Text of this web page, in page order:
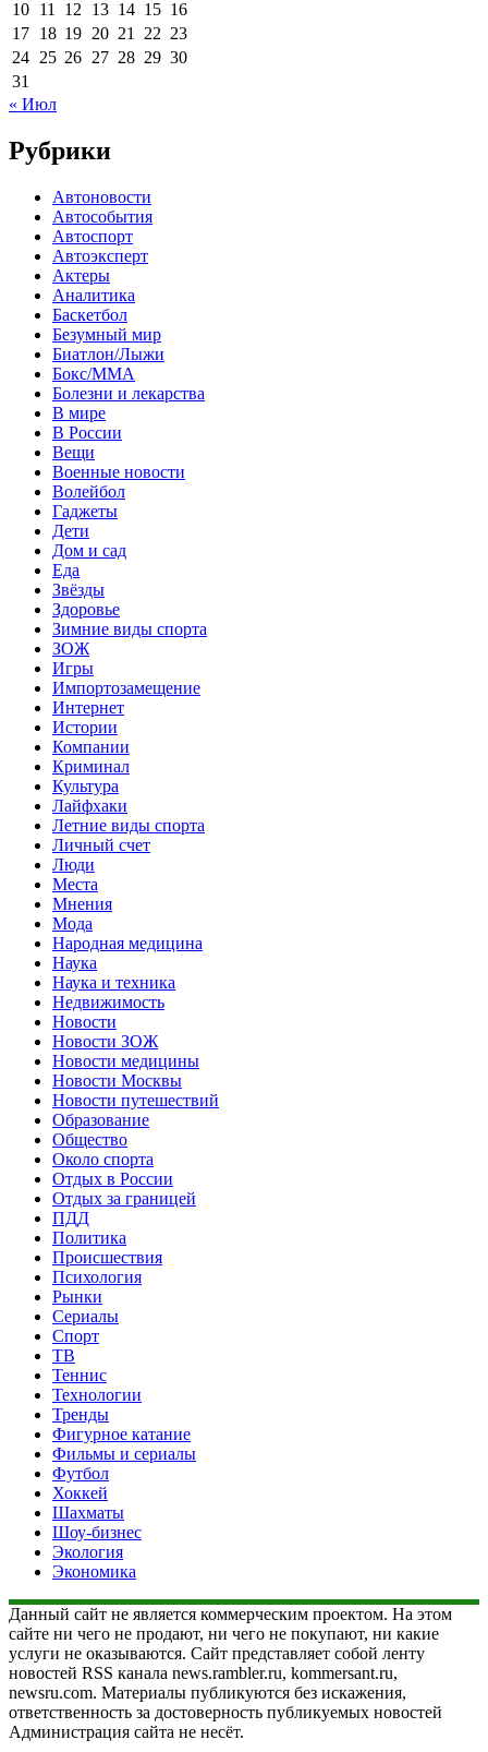
10 11 12 13 14 15 16
17 18 19 20 21 22 23
24 25 26 27 28 29 30
31
« Июл
Рубрики
Автоновости
Автособытия
Автоспорт
Автоэксперт
Актеры
Аналитика
Баскетбол
Безумный мир
Биатлон/Лыжи
Бокс/MMA
Болезни и лекарства
В мире
В России
Вещи
Военные новости
Волейбол
Гаджеты
Дети
Дом и сад
Еда
Звёзды
Здоровье
Зимние виды спорта
ЗОЖ
Игры
Импортозамещение
Интернет
Истории
Компании
Криминал
Культура
Лайфхаки
Летние виды спорта
Личный счет
Люди
Места
Мнения
Мода
Народная медицина
Наука
Наука и техника
Недвижимость
Новости
Новости ЗОЖ
Новости медицины
Новости Москвы
Новости путешествий
Образование
Общество
Около спорта
Отдых в России
Отдых за границей
ПДД
Политика
Происшествия
Психология
Рынки
Сериалы
Спорт
ТВ
Теннис
Технологии
Тренды
Фигурное катание
Фильмы и сериалы
Футбол
Хоккей
Шахматы
Шоу-бизнес
Экология
Экономика
Данный сайт не является коммерческим проектом. На этом
сайте ни чего не продают, ни чего не покупают, ни какие
услуги не оказываются. Сайт представляет собой ленту
новостей RSS канала news.rambler.ru, kommersant.ru,
newsru.com. Материалы публикуются без искажения,
ответственность за достоверность публикуемых новостей
Администрация сайта не несёт.